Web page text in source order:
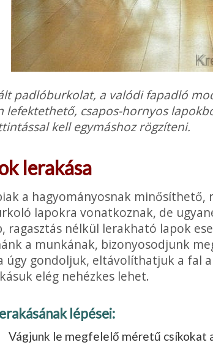
padlóburkolat, a valódi fapadló
lefektethető, csapos-hornyos
kell egymáshoz rögzíteni.
lerakása
a hagyományosnak minősíthető,
lapokra vonatkoznak, de
ragasztás nélkül lerakható lapok
a munkának, bizonyosodjunk
úgy gondoljuk, eltávolíthatjuk a fal
elég nehézkes lehet.
lépései:
Vágjunk le megfelelő méretű csíkokat